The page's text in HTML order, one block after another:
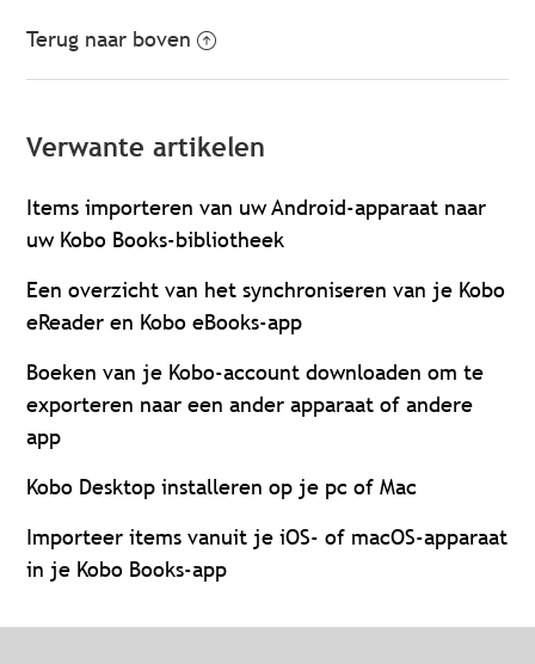
Terug naar boven
Verwante artikelen
Items importeren van uw Android-apparaat naar
uw Kobo Books-bibliotheek
Een overzicht van het synchroniseren van je Kobo
eReader en Kobo eBooks-app
Boeken van je Kobo-account downloaden om te
exporteren naar een ander apparaat of andere
app
Kobo Desktop installeren op je pc of Mac
Importeer items vanuit je iOS- of macOS-apparaat
in je Kobo Books-app